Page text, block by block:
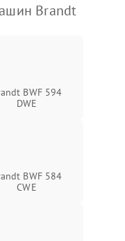
Brandt
BWF 594
DWE
BWF 584
CWE